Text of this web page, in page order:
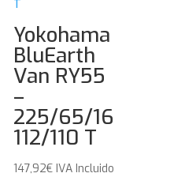
Yokohama
BluEarth
Van RY55
–
225/65/16
112/110 T
147,92€ IVA Incluido